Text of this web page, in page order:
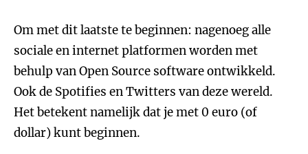
Om met dit laatste te beginnen: nagenoeg alle
sociale en internet platformen worden met
behulp van Open Source software ontwikkeld.
Ook de Spotifies en Twitters van deze wereld.
Het betekent namelijk dat je met 0 euro (of
dollar) kunt beginnen.